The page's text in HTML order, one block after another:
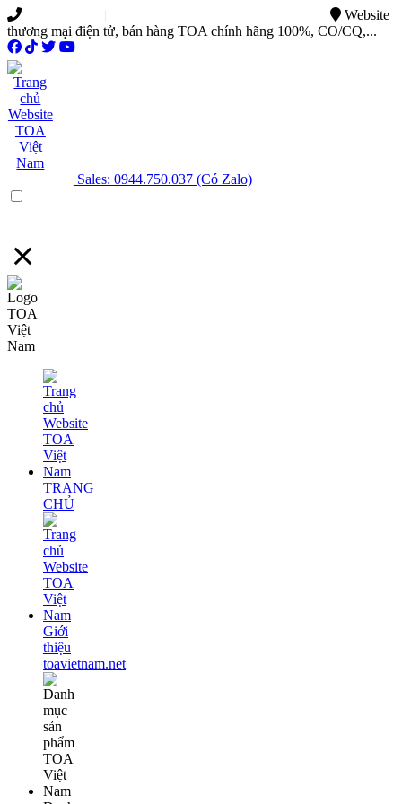
|
Website
thương mại điện tử, bán hàng TOA chính hãng 100%, CO/CQ,...
Sales: 0944.750.037 (Có Zalo)
TRANG
CHỦ
Giới
thiệu
toavietnam.net